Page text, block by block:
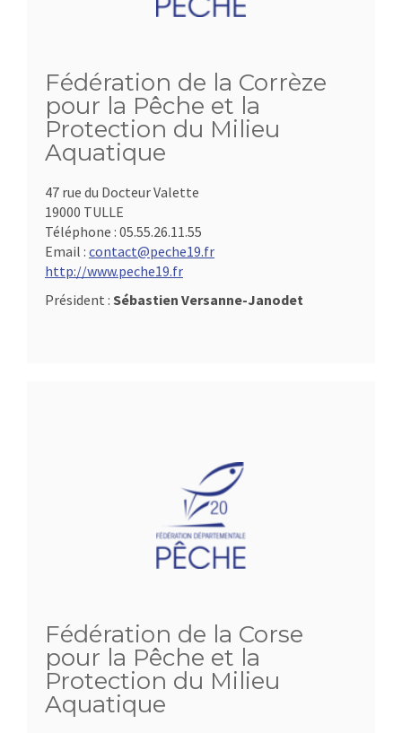
Fédération de la Corrèze
pour la Pêche et la
Protection du Milieu
Aquatique
47 rue du Docteur Valette
19000 TULLE
Téléphone : 05.55.26.11.55
Email : contact@peche19.fr
http://www.peche19.fr
Président : Sébastien Versanne-Janodet
Fédération de la Corse
pour la Pêche et la
Protection du Milieu
Aquatique